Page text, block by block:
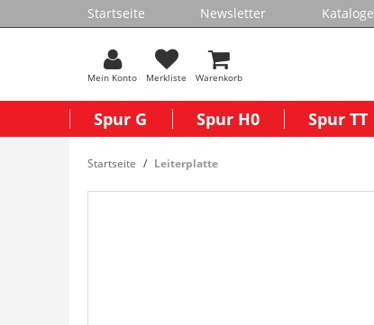
Startseite Newsletter Kataloge
Mein Konto Merkliste Warenkorb
Spur G Spur H0 Spur TT
Startseite Leiterplatte